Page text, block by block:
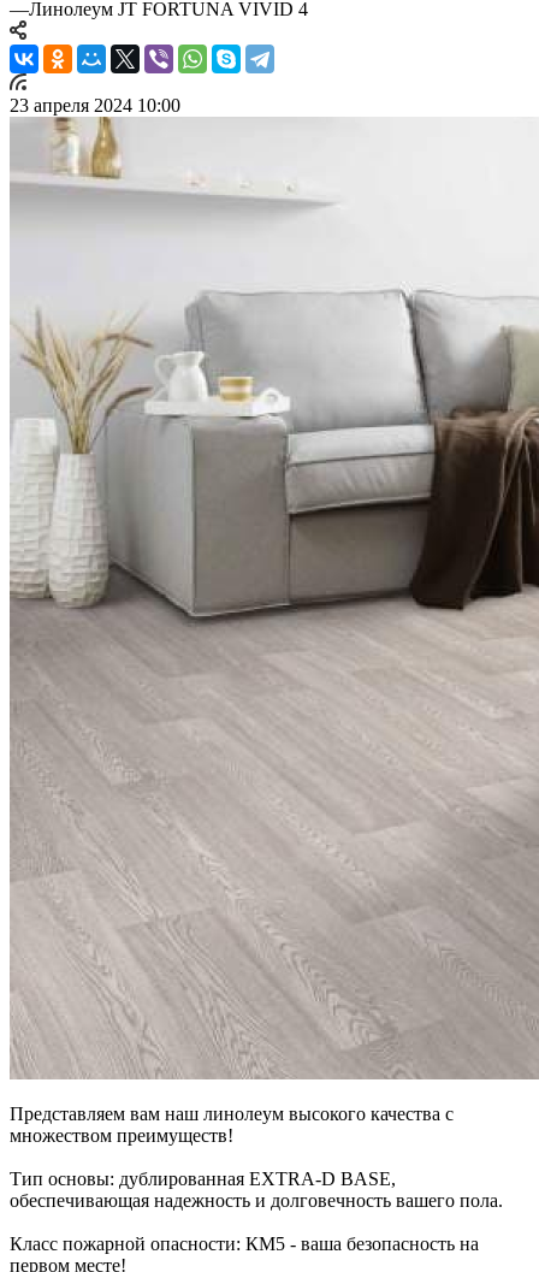
—Линолеум JT FORTUNA VIVID 4
23 апреля 2024 10:00
Представляем вам наш линолеум высокого качества с
множеством преимуществ!
Тип основы: дублированная EXTRA-D BASE,
обеспечивающая надежность и долговечность вашего пола.
Класс пожарной опасности: КМ5 - ваша безопасность на
первом месте!